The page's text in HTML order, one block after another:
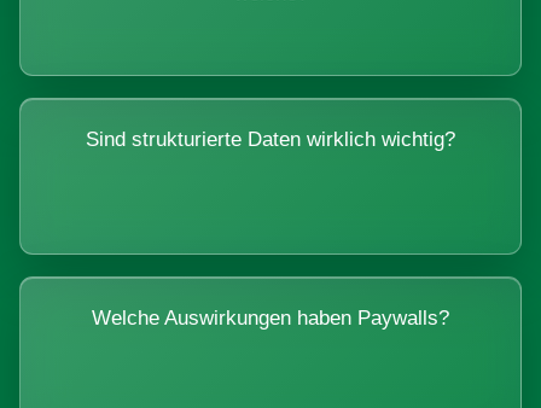
Sind strukturierte Daten wirklich wichtig?
Welche Auswirkungen haben Paywalls?